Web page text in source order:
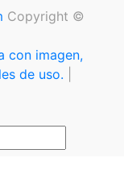
Copyright ©
con imagen,
de uso.